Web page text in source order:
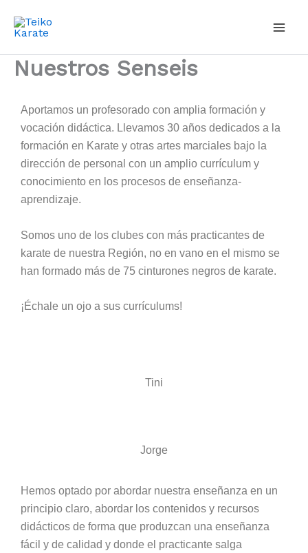
Nuestros Senseis
Aportamos un profesorado con amplia formación y
vocación didáctica. Llevamos 30 años dedicados a la
formación en Karate y otras artes marciales bajo la
dirección de personal con un amplio currículum y
conocimiento en los procesos de enseñanza-
aprendizaje.
Somos uno de los clubes con más practicantes de
karate de nuestra Región, no en vano en el mismo se
han formado más de 75 cinturones negros de karate.
¡Échale un ojo a sus currículums!
Tini
Jorge
Hemos optado por abordar nuestra enseñanza en un
principio claro, abordar los contenidos y recursos
didácticos de forma que produzcan una enseñanza
fácil y de calidad y donde el practicante salga